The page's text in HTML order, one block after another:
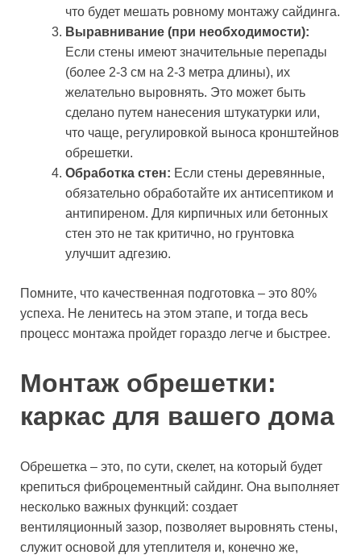
что будет мешать ровному монтажу сайдинга.
Выравнивание (при необходимости):
Если стены имеют значительные перепады
(более 2-3 см на 2-3 метра длины), их
желательно выровнять. Это может быть
сделано путем нанесения штукатурки или,
что чаще, регулировкой выноса кронштейнов
обрешетки.
Обработка стен: Если стены деревянные,
обязательно обработайте их антисептиком и
антипиреном. Для кирпичных или бетонных
стен это не так критично, но грунтовка
улучшит адгезию.
Помните, что качественная подготовка – это 80%
успеха. Не ленитесь на этом этапе, и тогда весь
процесс монтажа пройдет гораздо легче и быстрее.
Монтаж обрешетки:
каркас для вашего дома
Обрешетка – это, по сути, скелет, на который будет
крепиться фиброцементный сайдинг. Она выполняет
несколько важных функций: создает
вентиляционный зазор, позволяет выровнять стены,
служит основой для утеплителя и, конечно же,